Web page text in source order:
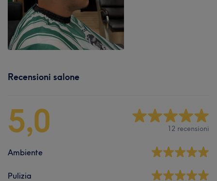
Recensioni salone
5,0 12 recensioni
Ambiente
Pulizia